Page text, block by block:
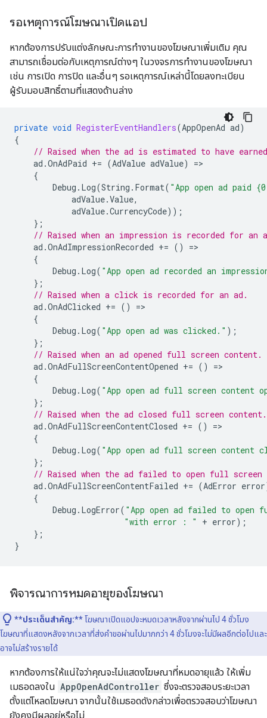
รอเหตุการณ์โฆษณาเปิดแอป
หากต้องการปรับแต่งลักษณะการทำงานของโฆษณาเพิ่มเติม คุณ
สามารถเชื่อมต่อกับเหตุการณ์ต่างๆ ในวงจรการทำงานของโฆษณา
เช่น การเปิด การปิด และอื่นๆ รอเหตุการณ์เหล่านี้โดยลงทะเบียน
ผู้รับมอบสิทธิ์ตามที่แสดงด้านล่าง
private void RegisterEventHandlers(AppOpenAd ad)
{
// Raised when the ad is estimated to have
ad .OnAdPaid += (AdValue adValue) =
{
Debug . Log(String . Format( "App open ad paid
adValue.Value,
adValue.CurrencyCode));
};
// Raised when an impression is recorded for an
ad .OnAdImpressionRecorded += () =
{
Debug . Log( "App open ad recorded an
};
// Raised when a click is recorded for an ad.
ad .OnAdClicked += () =
{
Debug . Log( "App open ad was clicked." );
};
// Raised when an ad opened full screen content.
ad .OnAdFullScreenContentOpened += () =
{
Debug . Log( "App open ad full screen content
};
// Raised when the ad closed full screen content.
ad .OnAdFullScreenContentClosed += () =
{
Debug . Log( "App open ad full screen content
};
// Raised when the ad failed to open full screen
ad .OnAdFullScreenContentFailed += (AdError error
{
Debug . LogError( "App open ad failed to open
"with error : "
+ error);
};
}
พิจารณาการหมดอายุของโฆษณา
**ประเด็นสำคัญ:** โฆษณาเปิดแอปจะหมดเวลาหลังจากผ่านไป 4 ชั่วโมง
โฆษณาที่แสดงหลังจากเวลาที่ส่งคำขอผ่านไปมากกว่า 4 ชั่วโมงจะไม่มีผลอีกต่อไปและ
อาจไม่สร้างรายได้
หากต้องการให้แน่ใจว่าคุณจะไม่แสดงโฆษณาที่หมดอายุแล้ว ให้เพิ่ม
เมธอดลงใน AppOpenAdController ซึ่งจะตรวจสอบระยะเวลา
ตั้งแต่โหลดโฆษณา จากนั้นใช้เมธอดดังกล่าวเพื่อตรวจสอบว่าโฆษณา
ยังคงมีผลอยู่หรือไม่